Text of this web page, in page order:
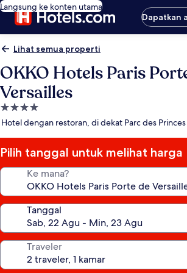
Langsung ke konten utama
Dapatkan
Lihat semua properti
OKKO Hotels Paris
Versailles
Properti
bintang
Hotel dengan restoran, di dekat Parc des Princes
Pilih tanggal untuk melihat harga
Ke mana?
Tanggal
Traveler